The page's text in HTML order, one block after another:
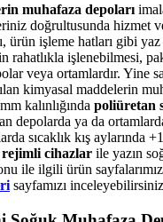
muhafaza depoları
doğrultusunda hizmet
ürün işleme hatları gibi yaz
rahatlıkla işlenebilmesi,
veya ortamlardır. Yine
kimyasal maddelerin
kalınlığında poliüretan
depolarda ya da
sıcaklık kış aylarında
cihazlar ile yazın
ile ilgili ürün
sayfamızı